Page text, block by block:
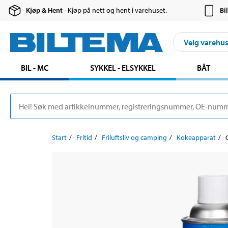
Kjøp & Hent- Kjøp på nett og hent i varehuset.
Velg varehus
BIL - MC SYKKEL - ELSYKKEL BÅT
Start Fritid Friluftsliv og camping Kokeapparat